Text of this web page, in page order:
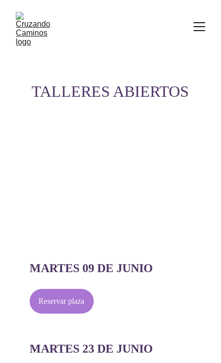
TALLERES ABIERTOS
MARTES 09 DE JUNIO
MARTES 23 DE JUNIO
Reservar plaza